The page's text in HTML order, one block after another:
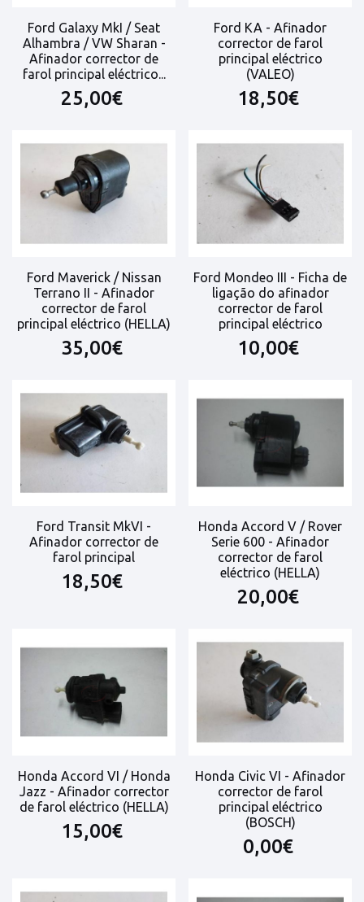
Ford Galaxy MkI / Seat
Alhambra / VW Sharan -
Afinador corrector de
farol principal eléctrico...
25,00€
Ford KA - Afinador
corrector de farol
principal eléctrico
(VALEO)
18,50€
Ford Maverick / Nissan
Terrano II - Afinador
corrector de farol
principal eléctrico (HELLA)
35,00€
Ford Mondeo III - Ficha de
ligação do afinador
corrector de farol
principal eléctrico
10,00€
Ford Transit MkVI -
Afinador corrector de
farol principal
18,50€
Honda Accord V / Rover
Serie 600 - Afinador
corrector de farol
eléctrico (HELLA)
20,00€
Honda Accord VI / Honda
Jazz - Afinador corrector
de farol eléctrico (HELLA)
15,00€
Honda Civic VI - Afinador
corrector de farol
principal eléctrico
(BOSCH)
0,00€